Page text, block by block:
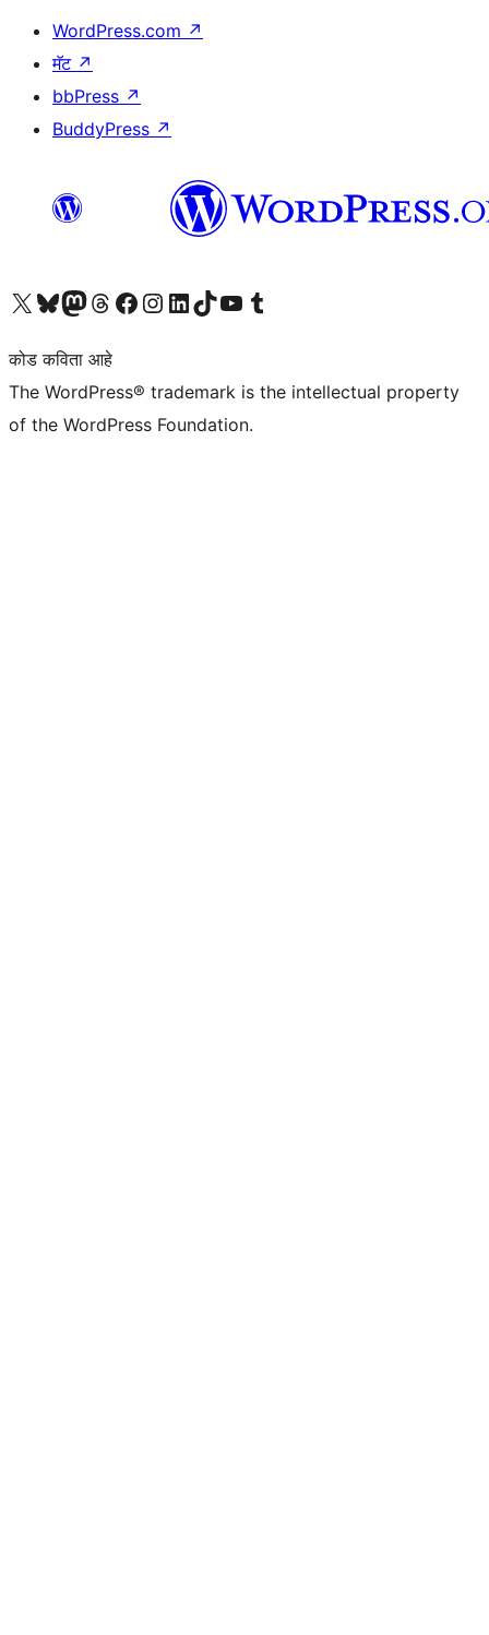
WordPress.com ↗
मॅट ↗
bbPress ↗
BuddyPress ↗
आमच्या X (एक्स) (पूर्वीचे ट्विटर) खात्याला भेट द्या आमच्या ब्लूस्की खात्याला भेट द्या.आमच्या Mastodon खात्याला भेट द्या.आमच्या थ्रेड्स खात्याला भेट द्या. आमच्या फेसबुक पेजला भेट द्या आमच्या इंस्टाग्राम खात्याला भेट द्या आमच्या लिंक्डइन खात्याला भेट द्या आमच्या टिकटॉक अकाउंटला भेट द्या.आमच्या यूट्यूब चॅनेलला भेट द्या आमच्या टंबलर खात्याला भेट द्या.
कोड कविता आहे
The WordPress® trademark is the intellectual property
of the WordPress Foundation.